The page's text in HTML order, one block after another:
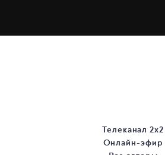
Телеканал 2х2
Онлайн-эфир